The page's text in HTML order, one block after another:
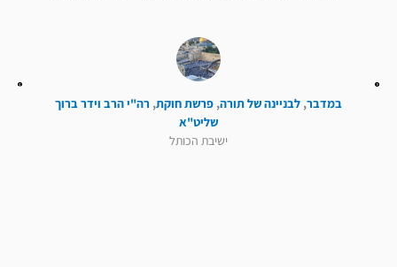
במדבר, לבניינה של תורה, פרשת חוקת, רה"י הרב וידר ברוך
שליט"א
ישיבת הכותל